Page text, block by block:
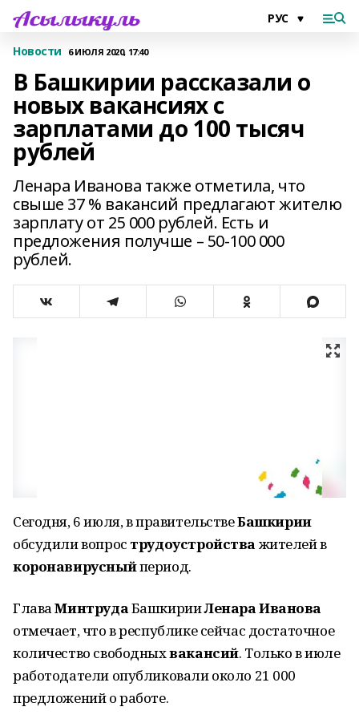
Новости 6 ИЮЛЯ 2020, 17:40
В Башкирии рассказали о
новых вакансиях с
зарплатами до 100 тысяч
рублей
Ленара Иванова также отметила, что
свыше 37 % вакансий предлагают жителю
зарплату от 25 000 рублей. Есть и
предложения получше – 50-100 000
рублей.
Сегодня, 6 июля, в правительствеБашкирии
обсудили вопрос трудоустройства жителей в
коронавирусныйпериод.
ГлаваМинтрудаБашкирииЛенара Иванова
отмечает, что в республике сейчас достаточное
количество свободныхвакансий. Только в июле
работодатели опубликовали около 21 000
предложений о работе.